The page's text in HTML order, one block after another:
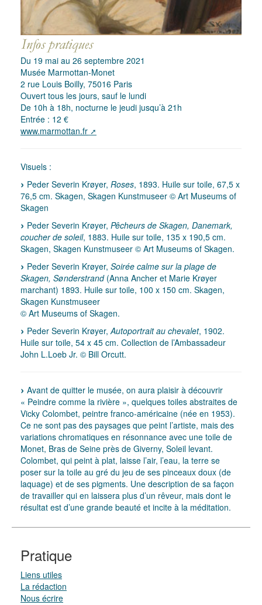
Du 19 mai au 26 septembre 2021
Musée Marmottan-Monet
2 rue Louis Boilly, 75016 Paris
Ouvert tous les jours, sauf le lundi
De 10h à 18h, nocturne le jeudi jusqu’à 21h
Entrée : 12 €
www.marmottan.fr
Visuels :
Peder Severin Krøyer, Roses, 1893. Huile sur toile, 67,5 x
76,5 cm. Skagen, Skagen Kunstmuseer © Art Museums of
Skagen
Peder Severin Krøyer, Pêcheurs de Skagen, Danemark,
coucher de soleil, 1883. Huile sur toile, 135 x 190,5 cm.
Skagen, Skagen Kunstmuseer © Art Museums of Skagen.
Peder Severin Krøyer, Soirée calme sur la plage de
Skagen, Sønderstrand(Anna Ancher et Marie Krøyer
marchant) 1893. Huile sur toile, 100 x 150 cm. Skagen,
Skagen Kunstmuseer
© Art Museums of Skagen.
Peder Severin Krøyer,Autoportrait au chevalet, 1902.
Huile sur toile, 54 x 45 cm. Collection de l’Ambassadeur
John L.Loeb Jr. © Bill Orcutt.
Avant de quitter le musée, on aura plaisir à découvrir
« Peindre comme la rivière », quelques toiles abstraites de
Vicky Colombet, peintre franco-américaine (née en 1953).
Ce ne sont pas des paysages que peint l’artiste, mais des
variations chromatiques en résonnance avec une toile de
Monet, Bras de Seine près de Giverny, Soleil levant.
Colombet, qui peint à plat, laisse l’air, l’eau, la terre se
poser sur la toile au gré du jeu de ses pinceaux doux (de
laquage) et de ses pigments. Une description de sa façon
de travailler qui en laissera plus d’un rêveur, mais dont le
résultat est d’une grande beauté et incite à la méditation.
Pratique
Liens utiles
La rédaction
Nous écrire